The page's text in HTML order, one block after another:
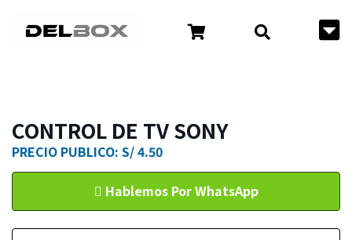
CONTROL DE TV SONY
PRECIO PUBLICO: S/ 4.50
Hablemos Por WhatsApp